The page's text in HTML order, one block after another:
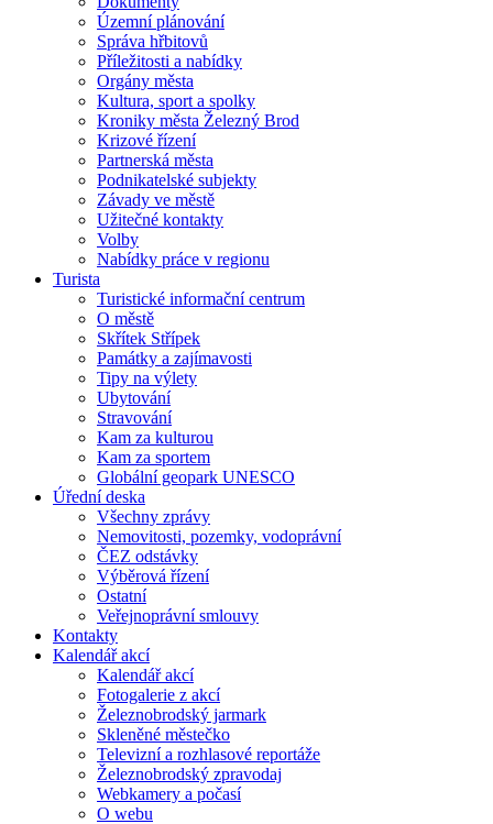
Územní plánování
Správa hřbitovů
Příležitosti a nabídky
Orgány města
Kultura, sport a spolky
Kroniky města Železný Brod
Krizové řízení
Partnerská města
Podnikatelské subjekty
Závady ve městě
Užitečné kontakty
Volby
Nabídky práce v regionu
Turista
Turistické informační centrum
O městě
Skřítek Střípek
Památky a zajímavosti
Tipy na výlety
Ubytování
Stravování
Kam za kulturou
Kam za sportem
Globální geopark UNESCO
Úřední deska
Všechny zprávy
Nemovitosti, pozemky, vodoprávní
ČEZ odstávky
Výběrová řízení
Ostatní
Veřejnoprávní smlouvy
Kontakty
Kalendář akcí
Kalendář akcí
Fotogalerie z akcí
Železnobrodský jarmark
Skleněné městečko
Televizní a rozhlasové reportáže
Železnobrodský zpravodaj
Webkamery a počasí
O webu